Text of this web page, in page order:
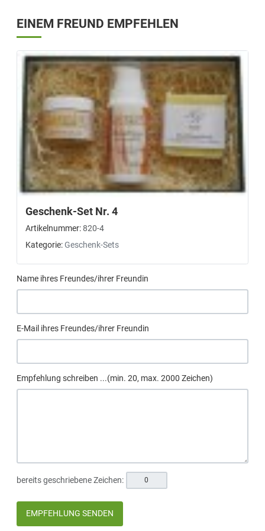
EINEM FREUND EMPFEHLEN
Geschenk-Set Nr. 4
Artikelnummer:820-4
Kategorie:Geschenk-Sets
Name ihres Freundes/ihrer Freundin
E-Mail ihres Freundes/ihrer Freundin
Empfehlung schreiben ...(min. 20, max. 2000 Zeichen)
bereits geschriebene Zeichen:
EMPFEHLUNG SENDEN